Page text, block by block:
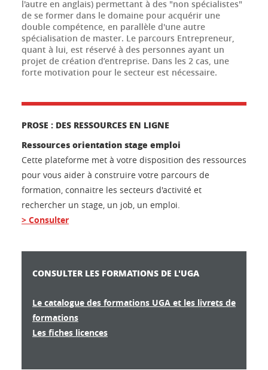
l'autre en anglais) permettant à des "non spécialistes"
de se former dans le domaine pour acquérir une
double compétence, en parallèle d'une autre
spécialisation de master. Le parcours Entrepreneur,
quant à lui, est réservé à des personnes ayant un
projet de création d’entreprise. Dans les 2 cas, une
forte motivation pour le secteur est nécessaire.
PROSE : DES RESSOURCES EN LIGNE
Ressources orientation stage emploi
Cette plateforme met à votre disposition des ressources
pour vous aider à construire votre parcours de
formation, connaitre les secteurs d'activité et
rechercher un stage, un job, un emploi.
> Consulter
CONSULTER LES FORMATIONS DE L'UGA
Le catalogue des formations UGA et les livrets de
formations
Les fiches licences